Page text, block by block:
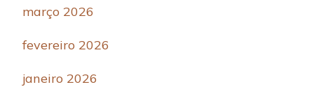
março 2026
fevereiro 2026
janeiro 2026